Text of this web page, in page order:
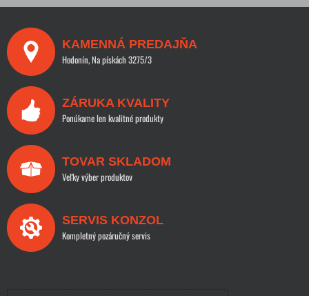
KAMENNÁ PREDAJŇA
Hodonín, Na pískách 3275/3
ZÁRUKA KVALITY
Ponúkame len kvalitné produkty
TOVAR SKLADOM
Veľky výber produktov
SERVIS KONZOL
Kompletný pozáručný servis